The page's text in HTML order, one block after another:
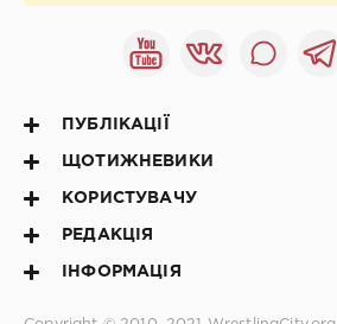
ПУБЛІКАЦІЇ
ЩОТИЖНЕВИКИ
КОРИСТУВАЧУ
РЕДАКЦІЯ
ІНФОРМАЦІЯ